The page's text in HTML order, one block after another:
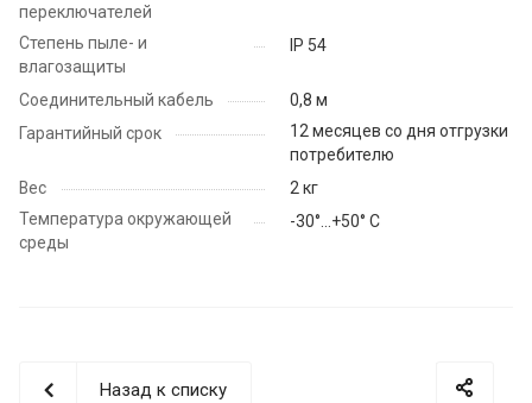
переключателей
Степень пыле- и
влагозащиты
IP 54
Соединительный кабель
0,8 м
Гарантийный срок
12 месяцев со дня отгрузки
потребителю
Вес
2 кг
Температура окружающей
среды
-30°…+50° C
Назад к списку